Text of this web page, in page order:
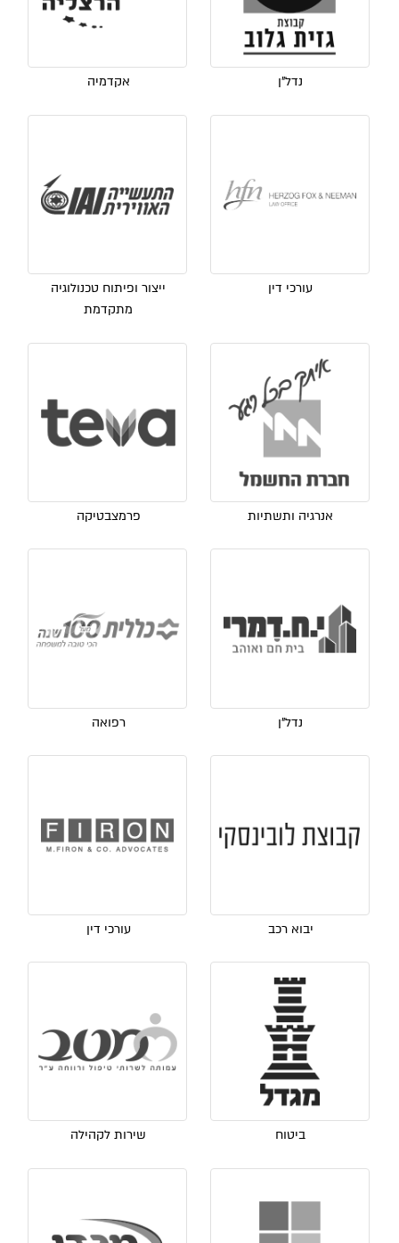
נדל"ן אקדמיה
עורכי דין
ייצור ופיתוח טכנולוגיה
מתקדמת
אנרגיה ותשתיות פרמצבטיקה
נדל"ן רפואה
יבוא רכב עורכי דין
ביטוח שירות לקהילה